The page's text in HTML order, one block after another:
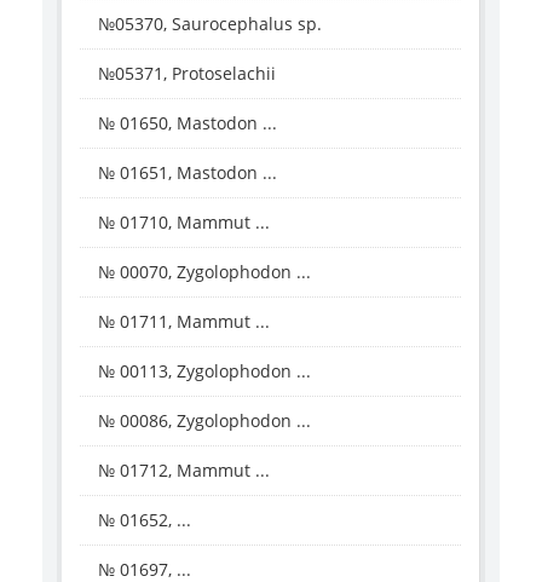
№05370, Saurocephalus sp.
№05371, Protoselachii
№ 01650, Mastodon ...
№ 01651, Mastodon ...
№ 01710, Mammut ...
№ 00070, Zygolophodon ...
№ 01711, Mammut ...
№ 00113, Zygolophodon ...
№ 00086, Zygolophodon ...
№ 01712, Mammut ...
№ 01652, ...
№ 01697, ...